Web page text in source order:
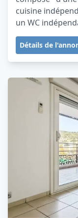
cuisine
un WC
Détails de